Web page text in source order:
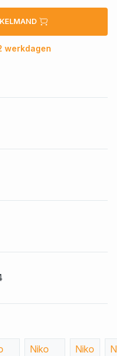
werkdagen
Niko
Niko